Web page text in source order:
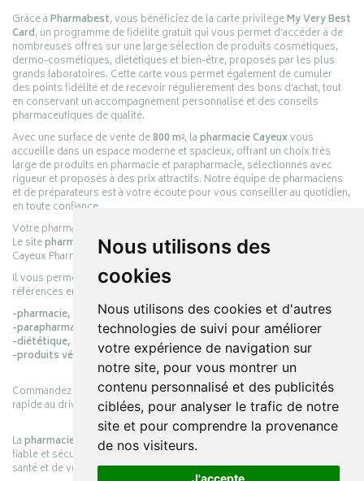
Nous utilisons des
cookies
Nous utilisons des cookies et d'autres
technologies de suivi pour améliorer
votre expérience de navigation sur
notre site, pour vous montrer un
contenu personnalisé et des publicités
ciblées, pour analyser le trafic de notre
site et pour comprendre la provenance
de nos visiteurs.
J'accepte
Grâce àPharmabest, vous bénéficiez de la carte privilègeMy Very Best
Card, un programme de fidélité gratuit qui vous permet d’accéder à de
nombreuses offres sur une large sélection de produits cosmétiques,
dermo-cosmétiques, diététiques et bien-être, proposés par les plus
grands laboratoires. Cette carte vous permet également de cumuler
des points fidélité et de recevoir régulièrement des bons d’achat, tout
en conservant un accompagnement personnalisé et des conseils
pharmaceutiques de qualité.
Avec une surface de vente de800 m², lapharmacie Cayeuxvous
accueille dans un espace moderne et spacieux, offrant un choix très
large de produits en pharmacie et parapharmacie, sélectionnés avec
rigueur et proposés à des prix attractifs. Notre équipe de pharmaciens
et de préparateurs est à votre écoute pour vous conseiller au quotidien,
en toute confiance.
Votre pharmacie en ligne :
Le sitepharmacie-cayeux.frest le prolongement digital de la pharmacie
Cayeux Pharmabest Berck-sur-Mer – Rang-du-Fliers.
Il vous permet de réaliser vos achats en ligne parmi des milliers de
références en :
-pharmacie,
-parapharmacie,
-diététique,
-produits vétérinaires.
Commandez simplement vos produits en ligne et choisissez le retrait
rapide au drive ou la livraison à domicile, en toute simplicité.
Lapharmacie Cayeuxs’engage à vous offrir une expérience pratique,
fiable et sécurisée, en officine comme en ligne, au service de votre
santé et de votre bien-être.